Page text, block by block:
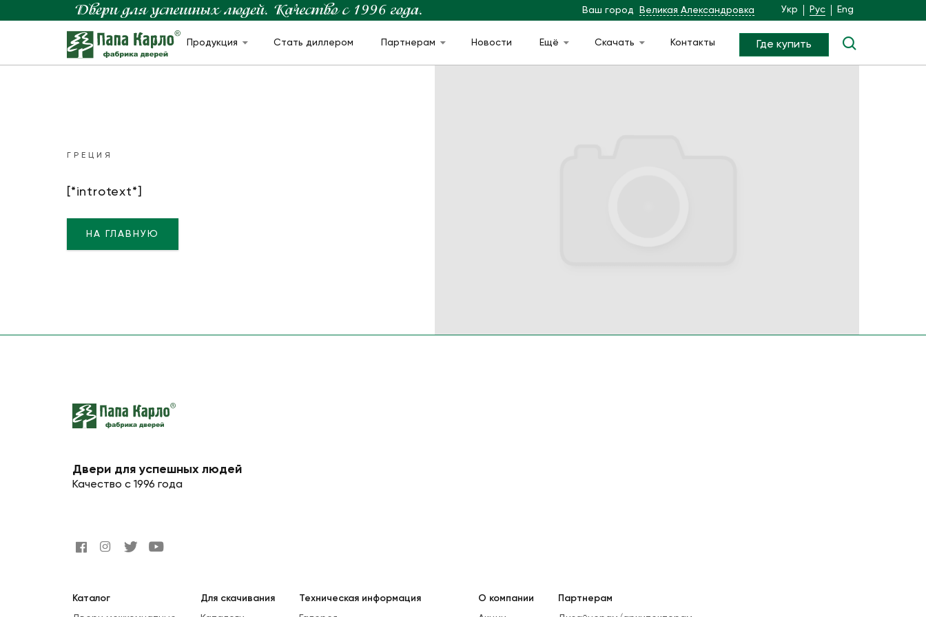
Ваш город Великая Александровка Укр Рус Eng
Продукция Стать диллером Партнерам Новости Ещё Скачать Контакты Где купить
ГРЕЦИЯ
[*introtext*]
НА ГЛАВНУЮ
Двери для успешных людей
Качество с 1996 года
Каталог Для скачивания Техническая информация О компании Партнерам